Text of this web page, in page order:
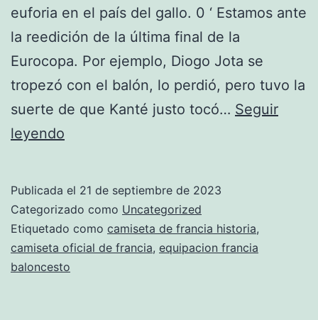
euforia en el país del gallo. 0 ‘ Estamos ante
la reedición de la última final de la
Eurocopa. Por ejemplo, Diogo Jota se
tropezó con el balón, lo perdió, pero tuvo la
suerte de que Kanté justo tocó… Seguir
leyendo
Lucas
Hernandez
De
Jugar
Publicada el 21 de septiembre de 2023
Categorizado como Uncategorized
Etiquetado como camiseta de francia historia,
camiseta oficial de francia, equipacion francia
baloncesto